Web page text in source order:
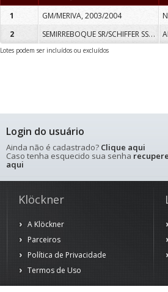
1 GM/MERIVA, 2003/2004
2
SEMIRREBOQUE SR/SCHIFFER SSC3E PC, 2007/2007
Lotes podem ser incluídos ou excluídos
Login do usuário
Ainda não é cadastrado? Clique aqui
Caso tenha esquecido sua senha
aqui
Klöckner
A Klöckner
Parceiros
Política de Privacidade
Termos de Uso